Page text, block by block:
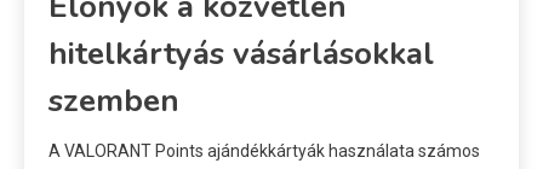
hitelkártyás vásárlásokkal
szemben
A VALORANT Points ajándékkártyák használata számos